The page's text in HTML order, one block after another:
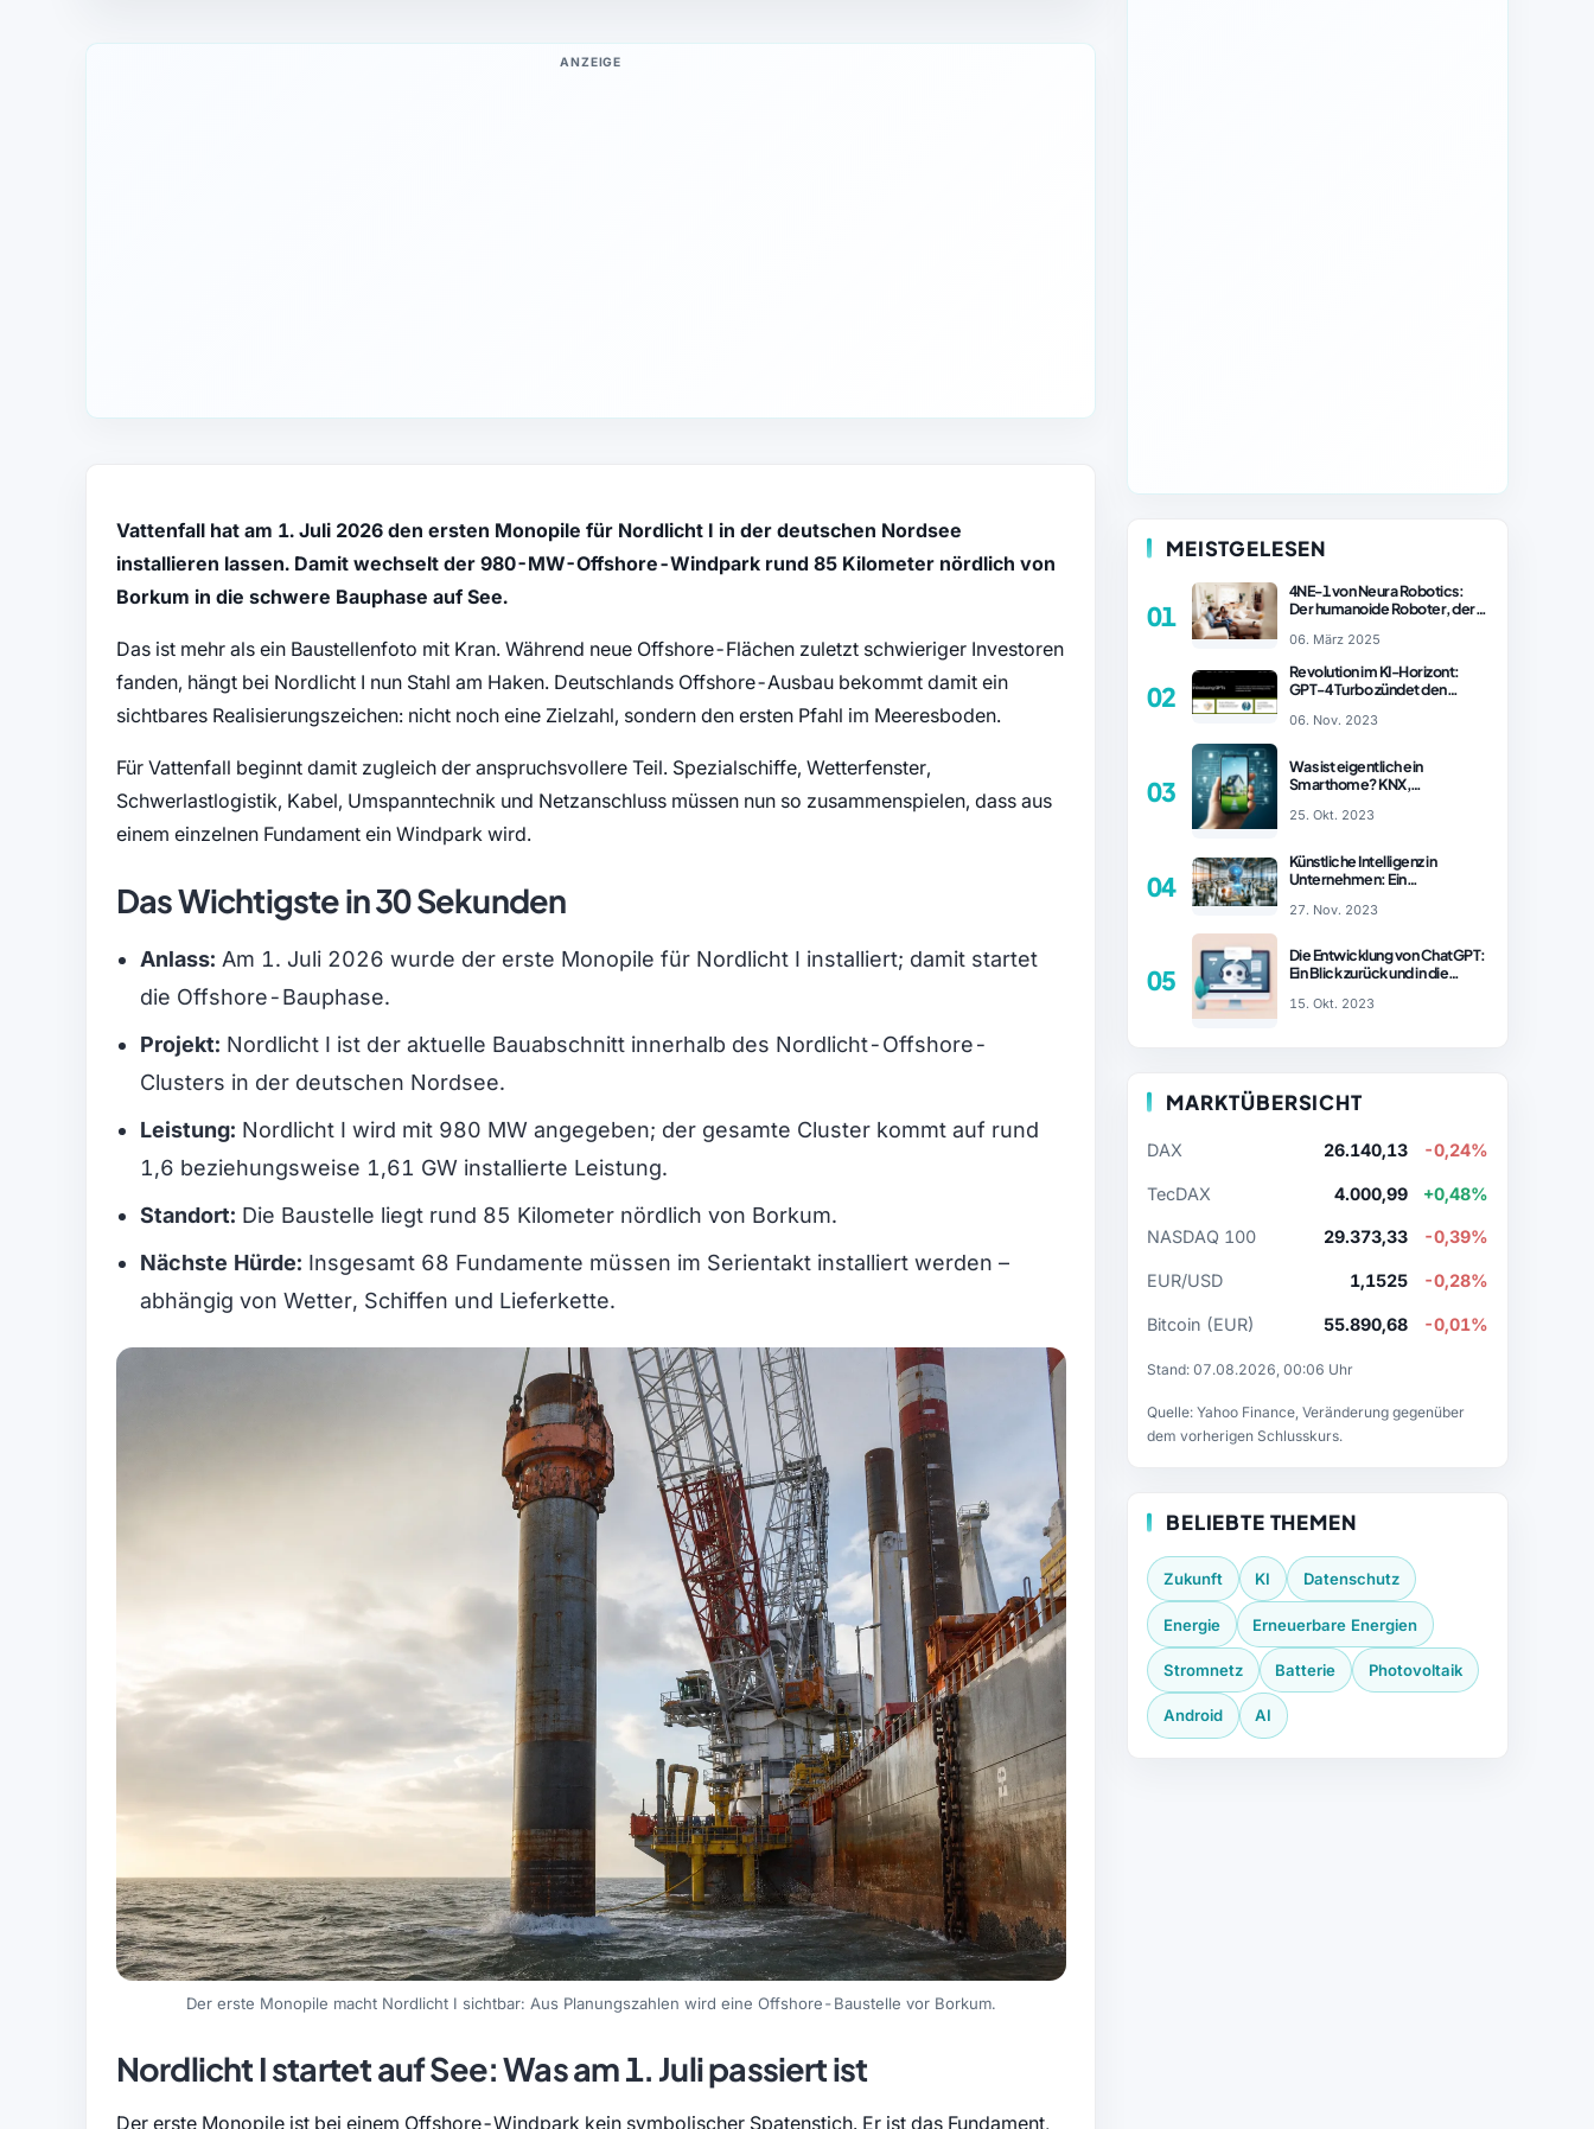
ANZEIGE
Vattenfall hat am 1. Juli 2026 den ersten Monopile für Nordlicht I in der deutschen Nordsee
installieren lassen. Damit wechselt der 980-MW-Offshore-Windpark rund 85 Kilometer nördlich von
Borkum in die schwere Bauphase auf See.
Das ist mehr als ein Baustellenfoto mit Kran. Während neue Offshore-Flächen zuletzt schwieriger Investoren
fanden, hängt bei Nordlicht I nun Stahl am Haken. Deutschlands Offshore-Ausbau bekommt damit ein
sichtbares Realisierungszeichen: nicht noch eine Zielzahl, sondern den ersten Pfahl im Meeresboden.
Für Vattenfall beginnt damit zugleich der anspruchsvollere Teil. Spezialschiffe, Wetterfenster,
Schwerlastlogistik, Kabel, Umspanntechnik und Netzanschluss müssen nun so zusammenspielen, dass aus
einem einzelnen Fundament ein Windpark wird.
Das Wichtigste in 30 Sekunden
Anlass: Am 1. Juli 2026 wurde der erste Monopile für Nordlicht I installiert; damit startet
die Offshore-Bauphase.
Projekt: Nordlicht I ist der aktuelle Bauabschnitt innerhalb des Nordlicht-Offshore-
Clusters in der deutschen Nordsee.
Leistung: Nordlicht I wird mit 980 MW angegeben; der gesamte Cluster kommt auf rund
1,6 beziehungsweise 1,61 GW installierte Leistung.
Standort: Die Baustelle liegt rund 85 Kilometer nördlich von Borkum.
Nächste Hürde: Insgesamt 68 Fundamente müssen im Serientakt installiert werden –
abhängig von Wetter, Schiffen und Lieferkette.
Der erste Monopile macht Nordlicht I sichtbar: Aus Planungszahlen wird eine Offshore-Baustelle vor Borkum.
Nordlicht I startet auf See: Was am 1. Juli passiert ist
Der erste Monopile ist bei einem Offshore-Windpark kein symbolischer Spatenstich. Er ist das Fundament,
MEISTGELESEN
01
4NE-1 von Neura Robotics:
Der humanoide Roboter, der
revolutionieren könnte
06. März 2025
02
Revolution im KI-Horizont:
GPT-4 Turbo zündet den
– ChatGPT Revolution!
06. Nov. 2023
03
Was ist eigentlich ein
Smarthome? KNX,
Vergleich
25. Okt. 2023
04
Künstliche Intelligenz in
Unternehmen: Ein
27. Nov. 2023
05
Die Entwicklung von ChatGPT:
Ein Blick zurück und in die
15. Okt. 2023
MARKTÜBERSICHT
DAX 26.140,13 -0,24%
TecDAX 4.000,99 +0,48%
NASDAQ 100 29.373,33 -0,39%
EUR/USD 1,1525 -0,28%
Bitcoin (EUR) 55.890,68 -0,01%
Stand: 07.08.2026, 00:06 Uhr
Quelle: Yahoo Finance, Veränderung gegenüber
dem vorherigen Schlusskurs.
BELIEBTE THEMEN
Zukunft KI Datenschutz
Energie Erneuerbare Energien
Stromnetz Batterie Photovoltaik
Android AI